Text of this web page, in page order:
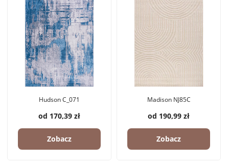
Hudson C_071
od 170,39 zł
Zobacz
Madison NJ85C
od 190,99 zł
Zobacz